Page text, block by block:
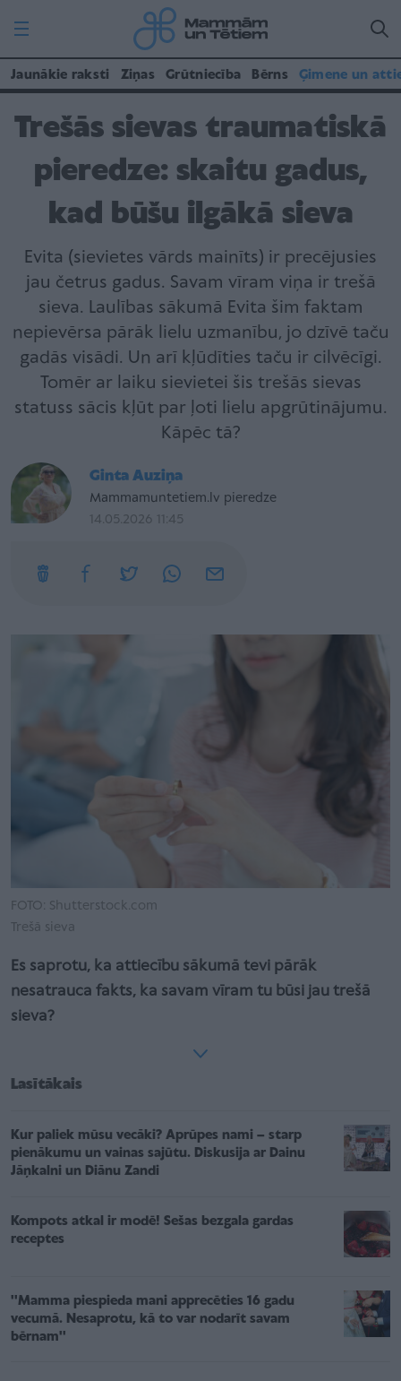
Jaunākie raksti Ziņas Grūtniecība Bērns Ģimene un
Trešās sievas traumatiskā
pieredze: skaitu gadus,
kad būšu ilgākā sieva
Evita (sievietes vārds mainīts) ir precējusies
jau četrus gadus. Savam vīram viņa ir trešā
sieva. Laulības sākumā Evita šim faktam
nepievērsa pārāk lielu uzmanību, jo dzīvē taču
gadās visādi. Un arī kļūdīties taču ir cilvēcīgi.
Tomēr ar laiku sievietei šis trešās sievas
statuss sācis kļūt par ļoti lielu apgrūtinājumu.
Kāpēc tā?
Ginta Auziņa
Mammamuntetiem.lv pieredze
14.05.2026 11:45
FOTO: Shutterstock.com
Trešā sieva
Es saprotu, ka attiecību sākumā tevi pārāk
nesatrauca fakts, ka savam vīram tu būsi jau trešā
sieva?
Lasītākais
Kur paliek mūsu vecāki? Aprūpes nami – starp
pienākumu un vainas sajūtu. Diskusija ar Dainu
Jāņkalni un Diānu Zandi
Kompots atkal ir modē! Sešas bezgala gardas
receptes
''Mamma piespieda mani apprecēties 16 gadu
vecumā. Nesaprotu, kā to var nodarīt savam
bērnam''